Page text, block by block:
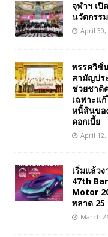
จุฬาฯ เปิ
นวัตกรร
April 30,
พรรควิชั่
สามัญปร
ช่วยชาติ
เฉพาะแ
หนี้สินขอ
ดอกเบี้ย
April 12,
เริ่มแล้ว
47th
Motor
พลาด 25
March